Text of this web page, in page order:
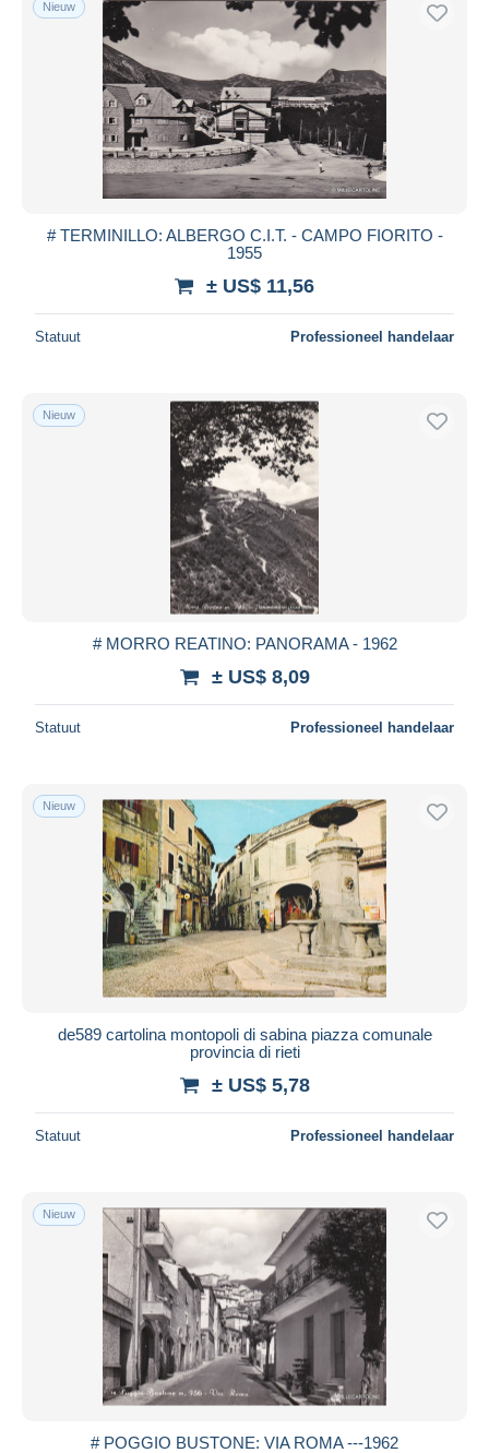
Gratis levering
Betaalmiddelen
PayPal
Bankoverschrijving
Visa
Mastercard
iDeal
Woonplaats van de verkoper
Toepassen
Nieuw
# TERMINILLO: ALBERGO C.I.T. - CAMPO FIORITO -
1955
± US$ 11,56
Statuut Professioneel handelaar
Nieuw
# MORRO REATINO: PANORAMA - 1962
± US$ 8,09
Statuut Professioneel handelaar
Nieuw
de589 cartolina montopoli di sabina piazza comunale
provincia di rieti
± US$ 5,78
Statuut Professioneel handelaar
Nieuw
# POGGIO BUSTONE: VIA ROMA ---1962